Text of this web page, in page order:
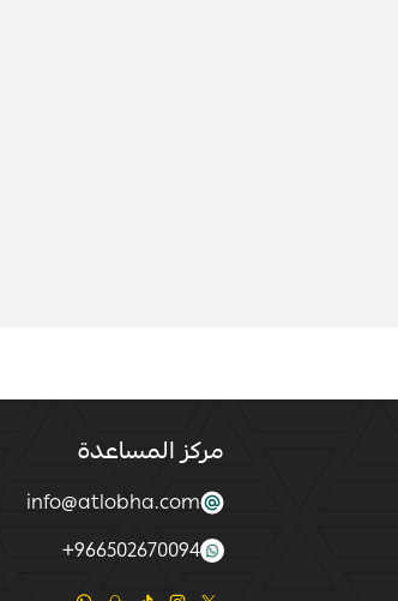
مركز المساعدة
info@atlobha.com
966502670094
+